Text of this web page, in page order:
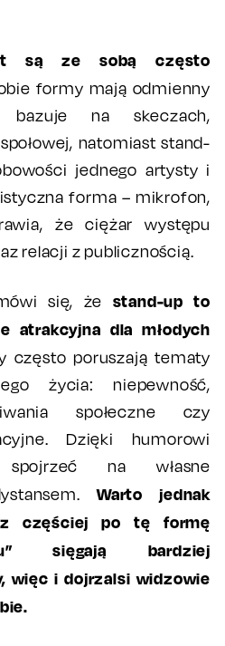
są ze sobą często
formy mają odmienny
bazuje na skeczach,
natomiast stand-
jednego artysty i
forma – mikrofon,
że ciężar występu
relacji z publicznością.
się, że stand-up to
atrakcyjna dla młodych
często poruszają tematy
życia: niepewność,
społeczne czy
Dzięki humorowi
na własne
Warto jednak
częściej po tę formę
sięgają bardziej
więc i dojrzalsi widzowie